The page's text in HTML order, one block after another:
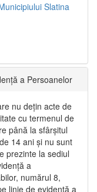
Slatina
a Persoanelor
nu dețin acte de
cu termenul de
până la sfârșitul
14 ani și nu sunt
prezinte la sediul
a
numărul 8,
linie de evidență a